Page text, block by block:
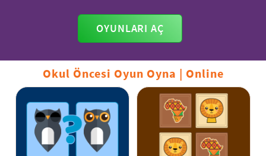
OYUNLARI AÇ
Okul Öncesi Oyun Oyna | Online